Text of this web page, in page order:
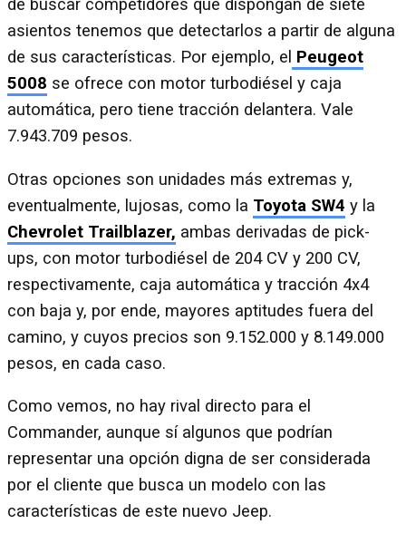
de buscar competidores que dispongan de siete
asientos tenemos que detectarlos a partir de alguna
de sus características. Por ejemplo, el Peugeot
5008 se ofrece con motor turbodiésel y caja
automática, pero tiene tracción delantera. Vale
7.943.709 pesos.
Otras opciones son unidades más extremas y,
eventualmente, lujosas, como la Toyota SW4 y la
Chevrolet Trailblazer, ambas derivadas de pick-
ups, con motor turbodiésel de 204 CV y 200 CV,
respectivamente, caja automática y tracción 4x4
con baja y, por ende, mayores aptitudes fuera del
camino, y cuyos precios son 9.152.000 y 8.149.000
pesos, en cada caso.
Como vemos, no hay rival directo para el
Commander, aunque sí algunos que podrían
representar una opción digna de ser considerada
por el cliente que busca un modelo con las
características de este nuevo Jeep.